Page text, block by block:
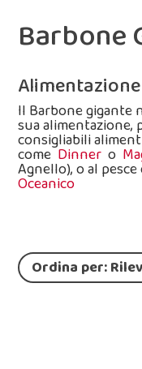
Barbone
Il Barbone gigante
sua
consigliabili
comeDinner o
Agnello), o al pesce
Oceanico
Ordina per: